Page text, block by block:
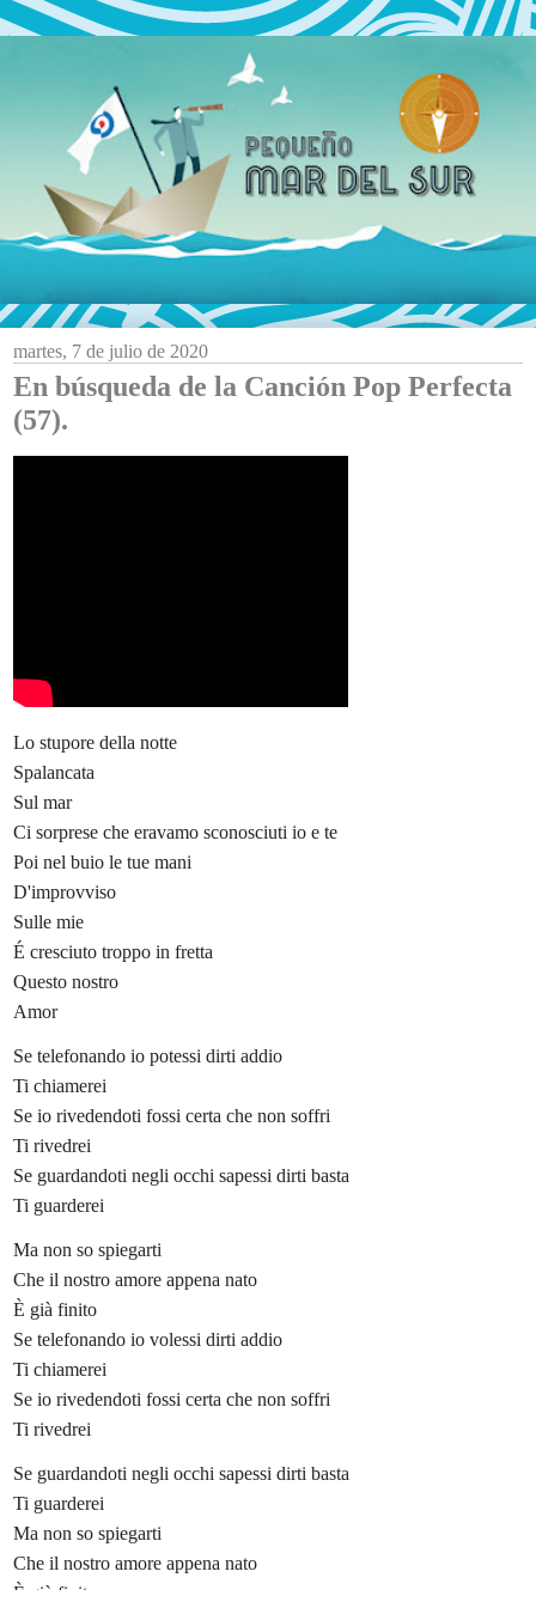
martes, 7 de julio de 2020
En búsqueda de la Canción Pop Perfecta
(57).
Lo stupore della notte
Spalancata
Sul mar
Ci sorprese che eravamo sconosciuti io e te
Poi nel buio le tue mani
D'improvviso
Sulle mie
É cresciuto troppo in fretta
Questo nostro
Amor
Se telefonando io potessi dirti addio
Ti chiamerei
Se io rivedendoti fossi certa che non soffri
Ti rivedrei
Se guardandoti negli occhi sapessi dirti basta
Ti guarderei
Ma non so spiegarti
Che il nostro amore appena nato
È già finito
Se telefonando io volessi dirti addio
Ti chiamerei
Se io rivedendoti fossi certa che non soffri
Ti rivedrei
Se guardandoti negli occhi sapessi dirti basta
Ti guarderei
Ma non so spiegarti
Che il nostro amore appena nato
È già finito